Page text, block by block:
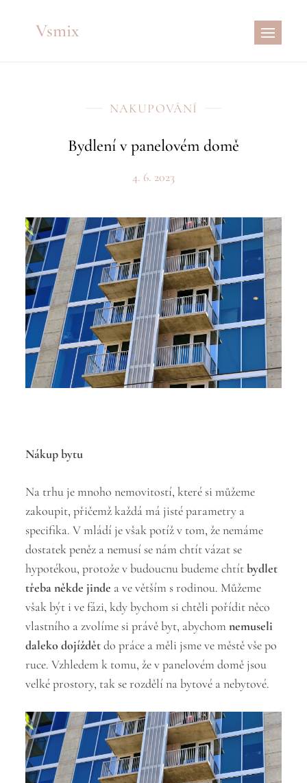
Vsmix
NAKUPOVÁNÍ
Bydlení v panelovém domě
4. 6. 2023
Nákup bytu
Na trhu je mnoho nemovitostí, které si můžeme
zakoupit, přičemž každá má jisté parametry a
specifika. V mládí je však potíž v tom, že nemáme
dostatek peněz a nemusí se nám chtít vázat se
hypotékou, protože v budoucnu budeme chtítbydlet
třeba někde jinde a ve větším s rodinou. Můžeme
však být i ve fázi, kdy bychom si chtěli pořídit něco
vlastního a zvolíme si právě byt, abychomnemuseli
daleko dojíždětdo práce a měli jsme ve městě vše po
ruce. Vzhledem k tomu, že v panelovém domě jsou
velké prostory, tak se rozdělí na bytové a nebytové.